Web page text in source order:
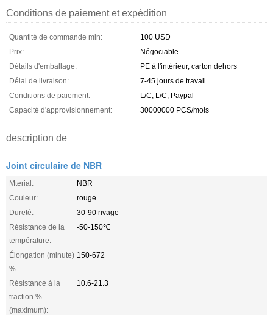
Conditions de paiement et expédition
Quantité de commande min:
100 USD
Prix:
Négociable
Détails d'emballage:
PE à l'intérieur, carton dehors
Délai de livraison:
7-45 jours de travail
Conditions de paiement:
L/C, L/C, Paypal
Capacité d'approvisionnement:
30000000 PCS/mois
description de
Joint circulaire de NBR
Mterial:
NBR
Couleur:
rouge
Dureté:
30-90 rivage
Résistance de la
température:
-50-150℃
Élongation (minute)
%:
150-672
Résistance à la
traction %
(maximum):
10.6-21.3